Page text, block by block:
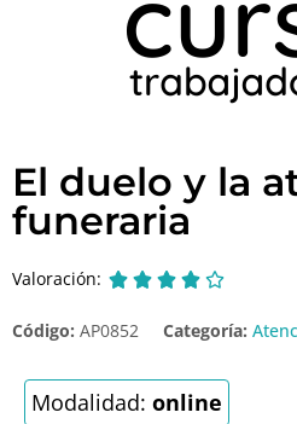
El duelo y la
funeraria
Valoración:     
Código: AP0852 Categoría:
Modalidad: online